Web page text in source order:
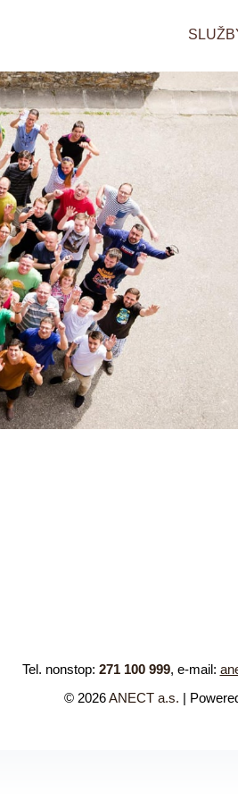
Tel. nonstop: 271 100 999, e-mail:
© 2026ANECT a.s. |